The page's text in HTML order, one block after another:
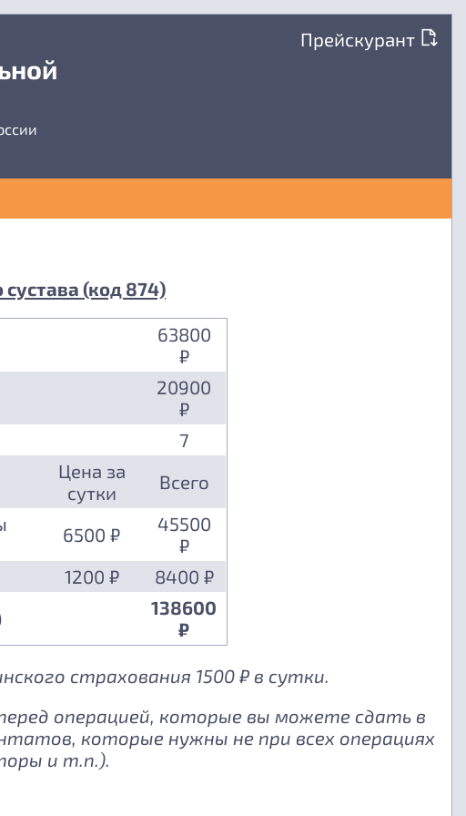
Прейскурант
(код 874)
63800
₽
20900
₽
7
Цена за
сутки
Всего
6500 ₽
45500
₽
1200 ₽
8400 ₽
138600
₽
страхования 1500 ₽ в сутки.
операцией, которые вы можете сдать в
которые нужны не при всех операциях
и т.п.).